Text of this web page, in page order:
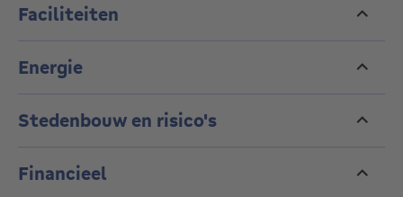
Faciliteiten
Energie
Stedenbouw en risico's
Financieel